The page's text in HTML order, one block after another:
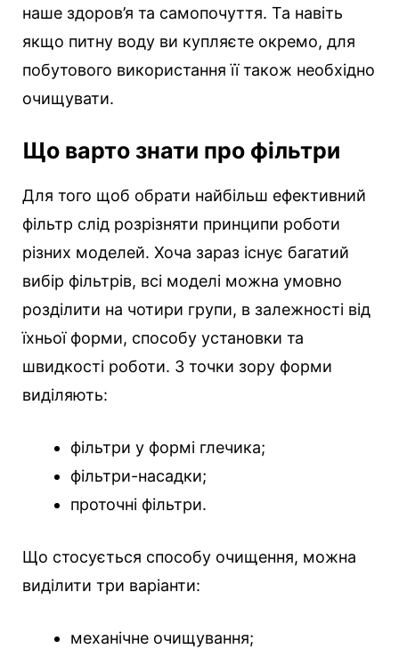
наше здоров’я та самопочуття. Та навіть
якщо питну воду ви купляєте окремо, для
побутового використання її також необхідно
очищувати.
Що варто знати про фільтри
Для того щоб обрати найбільш ефективний
фільтр слід розрізняти принципи роботи
різних моделей. Хоча зараз існує багатий
вибір фільтрів, всі моделі можна умовно
розділити на чотири групи, в залежності від
їхньої форми, способу установки та
швидкості роботи. З точки зору форми
виділяють:
фільтри у формі глечика;
фільтри-насадки;
проточні фільтри.
Що стосується способу очищення, можна
виділити три варіанти:
механічне очищування;